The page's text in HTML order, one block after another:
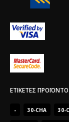
ΕΤΙΚΈΤΕΣ
- 30-CHA 30-